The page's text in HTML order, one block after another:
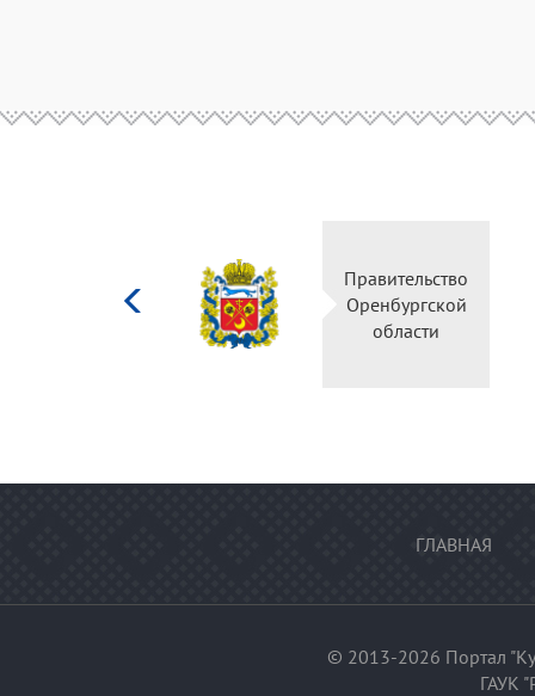
Министерство
культуры
Российской
ГЛАВНАЯ
© 2013-2026 Портал
ГАУК